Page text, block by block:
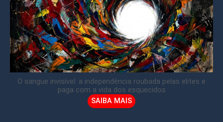
O sangue invisível: a independência roubada pelas elites e
paga com a vida dos esquecidos
SAIBA MAIS